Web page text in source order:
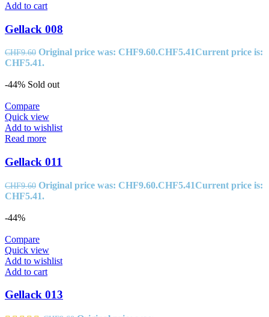
Add to cart
Gellack 008
CHF9.60 Original price was: CHF9.60.CHF5.41Current price is:
CHF5.41.
-44% Sold out
Compare
Quick view
Add to wishlist
Read more
Gellack 011
CHF9.60 Original price was: CHF9.60.CHF5.41Current price is:
CHF5.41.
-44%
Compare
Quick view
Add to wishlist
Add to cart
Gellack 013